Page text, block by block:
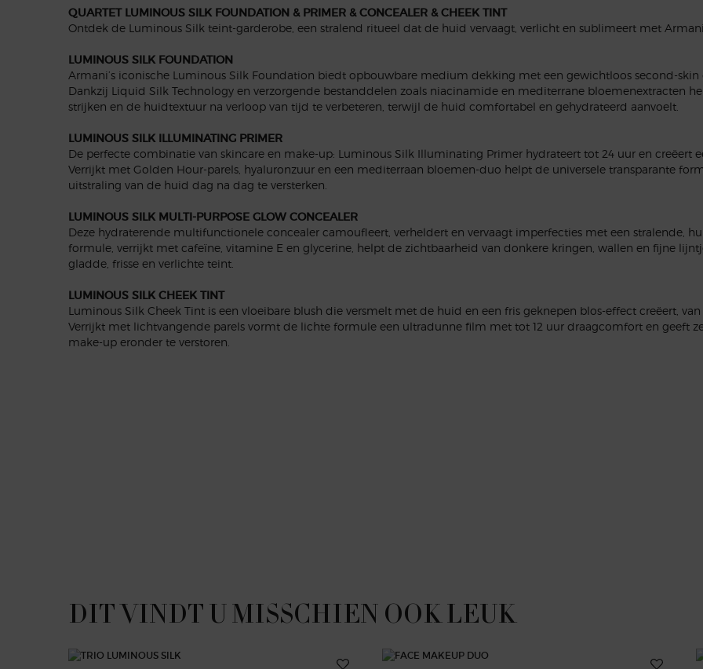
QUARTET LUMINOUS SILK FOUNDATION & PRIMER & CONCEALER & CHEEK TINT
Ontdek de Luminous Silk teint-garderobe, een stralend ritueel dat de huid vervaagt, verlicht en sublimeert met
LUMINOUS SILK FOUNDATION
Armani’s iconische Luminous Silk Foundation biedt opbouwbare medium dekking met een gewichtloos second-
Dankzij Liquid Silk Technology en verzorgende bestanddelen zoals niacinamide en mediterrane bloemenextracten
strijken en de huidtextuur na verloop van tijd te verbeteren, terwijl de huid comfortabel en gehydrateerd aanvoelt.
LUMINOUS SILK ILLUMINATING PRIMER
De perfecte combinatie van skincare en make-up: Luminous Silk Illuminating Primer hydrateert tot 24 uur en creëert
Verrijkt met Golden Hour-parels, hyaluronzuur en een mediterraan bloemen-duo helpt de universele transparante
uitstraling van de huid dag na dag te versterken.
LUMINOUS SILK MULTI-PURPOSE GLOW CONCEALER
Deze hydraterende multifunctionele concealer camoufleert, verheldert en vervaagt imperfecties met een stralende,
formule, verrijkt met cafeïne, vitamine E en glycerine, helpt de zichtbaarheid van donkere kringen, wallen en fijne
gladde, frisse en verlichte teint.
LUMINOUS SILK CHEEK TINT
Luminous Silk Cheek Tint is een vloeibare blush die versmelt met de huid en een fris geknepen blos-effect creëert,
Verrijkt met lichtvangende parels vormt de lichte formule een ultradunne film met tot 12 uur draagcomfort en geeft
make-up eronder te verstoren.
DIT VINDT U MISSCHIEN OOK LEUK